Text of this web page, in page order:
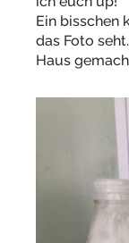
Ein bisschen
das Foto
Haus